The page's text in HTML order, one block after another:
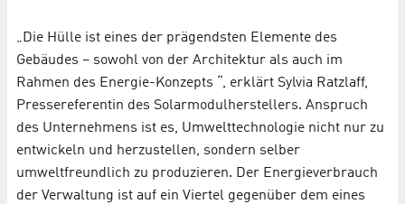
„Die Hülle ist eines der prägendsten Elemente des
Gebäudes – sowohl von der Architektur als auch im
Rahmen des Energie-Konzepts “, erklärt Sylvia Ratzlaff,
Pressereferentin des Solarmodulherstellers. Anspruch
des Unternehmens ist es, Umwelttechnologie nicht nur zu
entwickeln und herzustellen, sondern selber
umweltfreundlich zu produzieren. Der Energieverbrauch
der Verwaltung ist auf ein Viertel gegenüber dem eines